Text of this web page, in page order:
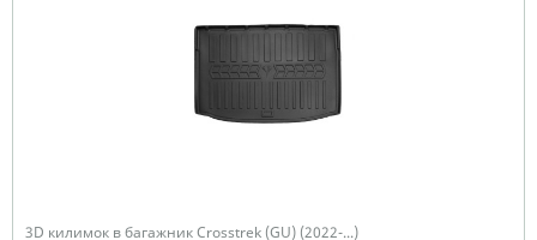
3D килимок в багажник Crosstrek (GU) (2022-...)